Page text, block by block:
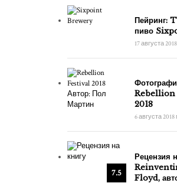
Пейринг:
пиво
17 августа
Rebellion
2018
6 августа 2018
7.5
Рецензия
Floyd,